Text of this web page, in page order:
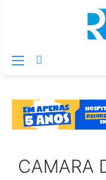
Menu
CAMARA